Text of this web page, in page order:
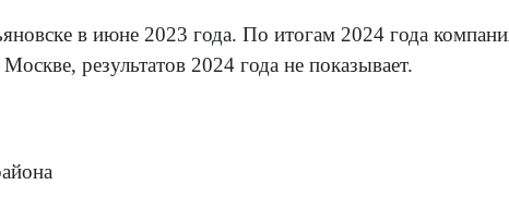
в июне 2023 года. По итогам 2024 года
результатов 2024 года не показывает.